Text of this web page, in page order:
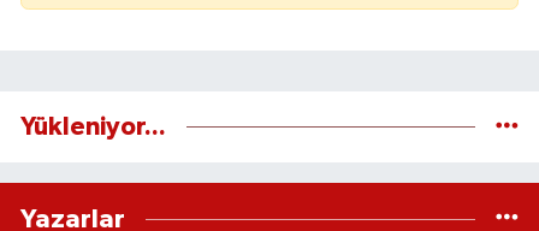
Yükleniyor...
Yazarlar